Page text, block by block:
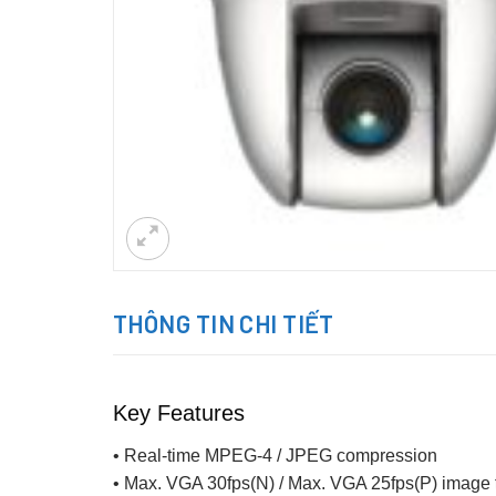
THÔNG TIN CHI TIẾT
Key Features
• Real-time MPEG-4 / JPEG compression
• Max. VGA 30fps(N) / Max. VGA 25fps(P)